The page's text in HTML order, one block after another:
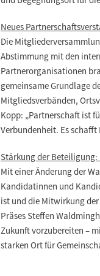
Neues
Die
Abstimmung mit den
Partnerorganisationen
gemeinsame Grundlage
Mitgliedsverbänden,
Kopp: „Partnerschaft ist
Verbundenheit. Es
Stärkung der Beteiligung:
Mit einer Änderung der
Kandidatinnen und
ist und die Mitwirkung
Präses Steffen
Zukunft vorzubereiten –
starken Ort für